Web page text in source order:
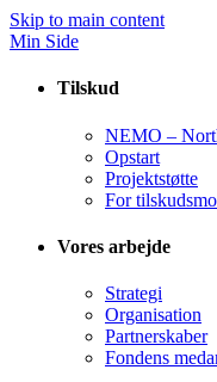
Skip to main content
Min Side
Tilskud
NEMO –
Opstart
Projektstøtte
For
Vores arbejde
Strategi
Organisation
Partnerskaber
Fondens